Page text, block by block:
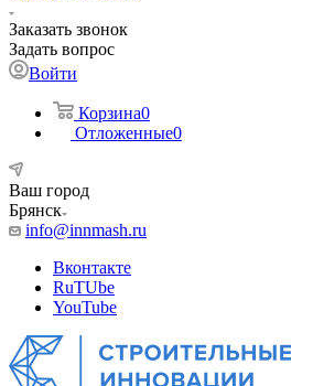
Заказать звонок
Задать вопрос
Войти
Корзина0
Отложенные0
Ваш город
Брянск
info@innmash.ru
Вконтакте
RuTUbe
YouTube